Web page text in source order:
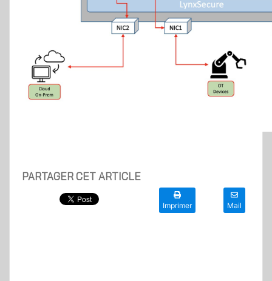
PARTAGER CET ARTICLE
Imprimer Mail